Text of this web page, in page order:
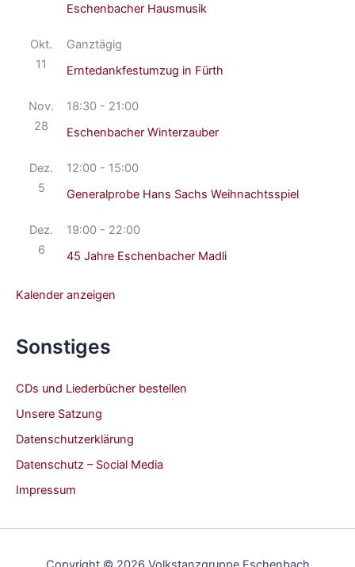
Eschenbacher Hausmusik
Okt.
11
Ganztägig
Erntedankfestumzug in Fürth
Nov.
28
18:30 - 21:00
Eschenbacher Winterzauber
Dez.
5
12:00 - 15:00
Generalprobe Hans Sachs Weihnachtsspiel
Dez.
6
19:00 - 22:00
45 Jahre Eschenbacher Madli
Kalender anzeigen
Sonstiges
CDs und Liederbücher bestellen
Unsere Satzung
Datenschutzerklärung
Datenschutz – Social Media
Impressum